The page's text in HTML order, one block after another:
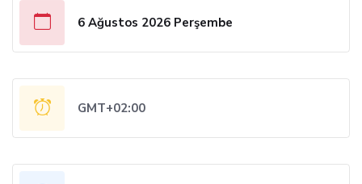
6 Ağustos 2026 Perşembe
GMT+02:00